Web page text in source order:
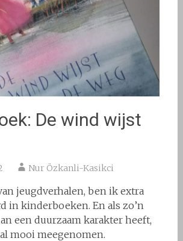
De wind wijst
Nur Özkanli-Kasikci
jeugdverhalen, ben ik extra
in kinderboeken. En als zo’n
een duurzaam karakter heeft,
mooi meegenomen.